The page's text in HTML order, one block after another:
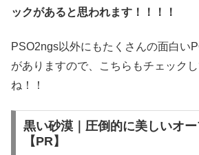
ックがあると思われます！！！！
PSO2ngs以外にもたくさんの面白い
がありますので、こちらもチェック
ね！！
黒い砂漠｜圧倒的に美しいオ
【PR】